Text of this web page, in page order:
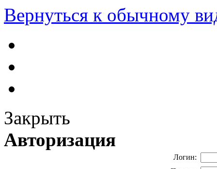
Вернуться к обычному
Закрыть
Авторизация
Логин: